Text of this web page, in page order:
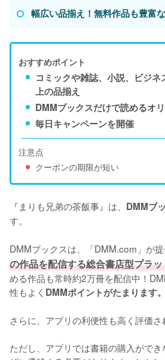
幅広い品揃え！無料作品も豊富
おすすめポイント
コミックや雑誌、小説、ビジ
上の品揃え
DMMブックスだけで読めるオ
毎日キャンペーンを開催
注意点
クーポンの期限が短い
『まりも兄弟の茶飯事』は、 DMMブ
す。
DMMブックスは、「DMM.com」が
の作品を配信する総合書店型プラ
める作品も常時約2万冊を配信中！
性もよく DMMポイントがたまります。
さらに、アプリの利便性も高く評価さ
ただし、アプリでは書籍の購入がで